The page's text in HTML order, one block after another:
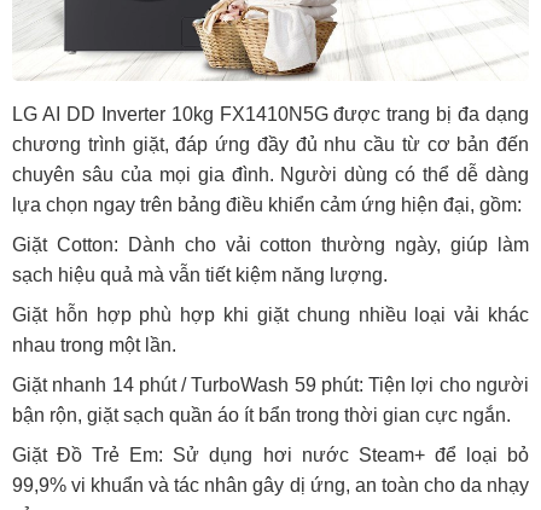
LG AI DD Inverter 10kg FX1410N5G được trang bị đa dạng
chương trình giặt, đáp ứng đầy đủ nhu cầu từ cơ bản đến
chuyên sâu của mọi gia đình. Người dùng có thể dễ dàng
lựa chọn ngay trên bảng điều khiển cảm ứng hiện đại, gồm:
Giặt Cotton: Dành cho vải cotton thường ngày, giúp làm
sạch hiệu quả mà vẫn tiết kiệm năng lượng.
Giặt hỗn hợp phù hợp khi giặt chung nhiều loại vải khác
nhau trong một lần.
Giặt nhanh 14 phút / TurboWash 59 phút: Tiện lợi cho người
bận rộn, giặt sạch quần áo ít bẩn trong thời gian cực ngắn.
Giặt Đồ Trẻ Em: Sử dụng hơi nước Steam+ để loại bỏ
99,9% vi khuẩn và tác nhân gây dị ứng, an toàn cho da nhạy